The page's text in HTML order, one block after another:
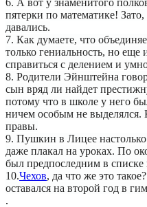
6. А вот у знаменитого
пятерки по математике!
давались.
7. Как думаете, что
только гениальность, но еще
справиться с делением и
8. Родители Эйнштейна
сын вряд ли найдет
потому что в школе у него
ничем особым не выделялся.
правы.
9. Пушкин в Лицее
даже плакал на уроках. По
был предпоследним в списке
10.Чехов, да что же это
оставался на второй год в
.